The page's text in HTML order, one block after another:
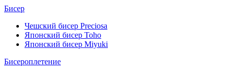
Бисер
Чешский бисер Preciosa
Японский бисер Toho
Японский бисер Miyuki
Бисероплетение